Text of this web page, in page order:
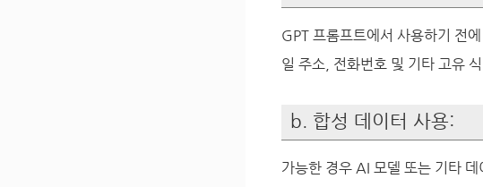
GPT 프롬프트에서 사용하기 전
일 주소, 전화번호 및 기타 고유
b. 합성 데이터 사용:
가능한 경우 AI 모델 또는 기타